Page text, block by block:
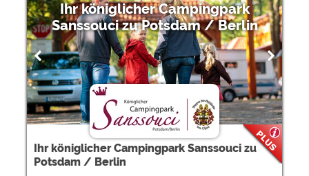
Ihr königlicher Campingpark
Sanssouci zu Potsdam / Berlin
Ihr königlicher Campingpark Sanssouci zu
Potsdam / Berlin